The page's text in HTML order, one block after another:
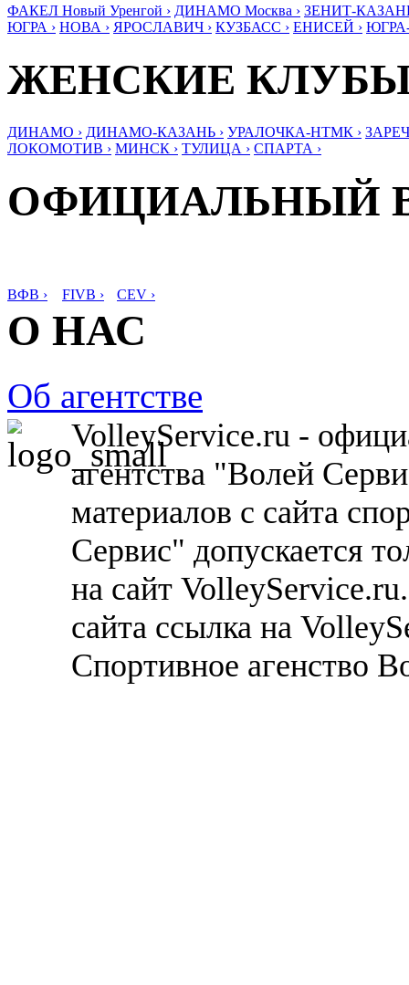
ФАКЕЛ Новый Уренгой › ДИНАМО Москва › ЗЕНИТ-
ЮГРА › НОВА › ЯРОСЛАВИЧ › КУЗБАСС › ЕНИСЕЙ ›
ЖЕНСКИЕ
ДИНАМО › ДИНАМО-КАЗАНЬ › УРАЛОЧКА-НТМК ›
ЛОКОМОТИВ › МИНСК › ТУЛИЦА › СПАРТА ›
ОФИЦИАЛЬНЫЙ
ВФВ › FIVB › CEV ›
О НАС
Об агентстве
VolleyService.ru -
агентства "Волей
материалов с сайта
Сервис" допускается
на сайт
сайта ссылка на
Спортивное агенство